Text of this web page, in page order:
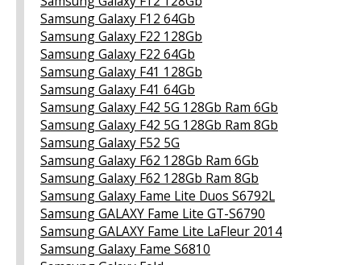
Samsung Galaxy F12 64Gb
Samsung Galaxy F22 128Gb
Samsung Galaxy F22 64Gb
Samsung Galaxy F41 128Gb
Samsung Galaxy F41 64Gb
Samsung Galaxy F42 5G 128Gb Ram 6Gb
Samsung Galaxy F42 5G 128Gb Ram 8Gb
Samsung Galaxy F52 5G
Samsung Galaxy F62 128Gb Ram 6Gb
Samsung Galaxy F62 128Gb Ram 8Gb
Samsung Galaxy Fame Lite Duos S6792L
Samsung GALAXY Fame Lite GT-S6790
Samsung GALAXY Fame Lite LaFleur 2014
Samsung Galaxy Fame S6810